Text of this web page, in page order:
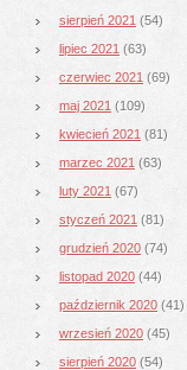
sierpień 2021 (54)
lipiec 2021 (63)
czerwiec 2021 (69)
maj 2021 (109)
kwiecień 2021 (81)
marzec 2021 (63)
luty 2021 (67)
styczeń 2021 (81)
grudzień 2020 (74)
listopad 2020 (44)
październik 2020 (41)
wrzesień 2020 (45)
sierpień 2020 (54)